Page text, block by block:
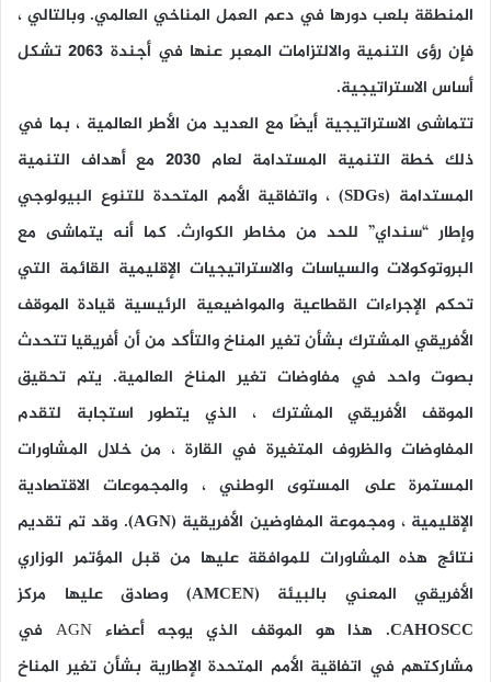
المنطقة بلعب دورها في دعم العمل المناخي العالمي. وبالتالي ،
فإن رؤى التنمية والالتزامات المعبر عنها في أجندة 2063 تشكل
أساس الاستراتيجية.
تتماشى الاستراتيجية أيضًا مع العديد من الأطر العالمية ، بما في
ذلك خطة التنمية المستدامة لعام 2030 مع أهداف التنمية
المستدامة (SDGs)
، واتفاقية الأمم المتحدة للتنوع البيولوجي
وإطار “سنداي” للحد من مخاطر الكوارث. كما أنه يتماشى مع
البروتوكولات والسياسات والاستراتيجيات الإقليمية القائمة التي
تحكم الإجراءات القطاعية والمواضيعية الرئيسية قيادة الموقف
الأفريقي المشترك بشأن تغير المناخ والتأكد من أن أفريقيا تتحدث
بصوت واحد في مفاوضات تغير المناخ العالمية. يتم تحقيق
الموقف الأفريقي المشترك ، الذي يتطور استجابة لتقدم
المفاوضات والظروف المتغيرة في القارة ، من خلال المشاورات
المستمرة على المستوى الوطني ، والمجموعات الاقتصادية
الإقليمية ، ومجموعة المفاوضين الأفريقية (AGN)
. وقد تم تقديم
نتائج هذه المشاورات للموافقة عليها من قبل المؤتمر الوزاري
الأفريقي المعني بالبيئة (AMCEN)
وصادق عليها مركز
CAHOSCC
. هذا هو الموقف الذي يوجه أعضاء AGN في
مشاركتهم في اتفاقية الأمم المتحدة الإطارية بشأن تغير المناخ